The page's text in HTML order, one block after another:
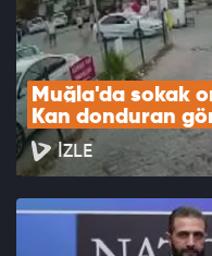
Muğla'da sokak
Kan donduran
İZLE